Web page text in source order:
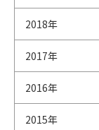
2018年
2017年
2016年
2015年